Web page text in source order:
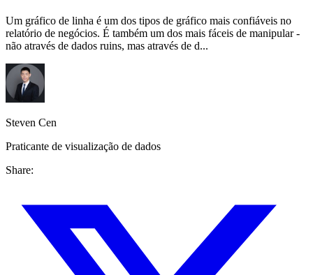
Um gráfico de linha é um dos tipos de gráfico mais confiáveis ​​no
relatório de negócios. É também um dos mais fáceis de manipular -
não através de dados ruins, mas através de d...
Steven Cen
Praticante de visualização de dados
Share: